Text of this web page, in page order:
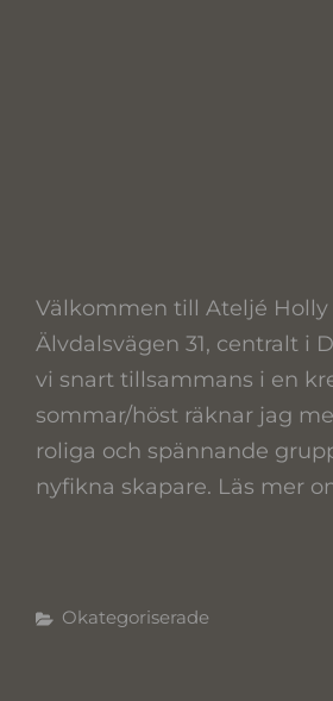
Välkommen till Ateljé Holly
Älvdalsvägen 31, centralt i
vi snart tillsammans i en
sommar/höst räknar jag
roliga och spännande
nyfikna skapare. Läs mer
Kategorier
Okategoriserade